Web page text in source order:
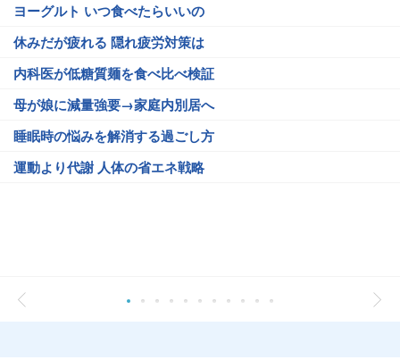
ヨーグルト いつ食べたらいいの
休みだが疲れる 隠れ疲労対策は
内科医が低糖質麺を食べ比べ検証
母が娘に減量強要→家庭内別居へ
睡眠時の悩みを解消する過ごし方
運動より代謝 人体の省エネ戦略